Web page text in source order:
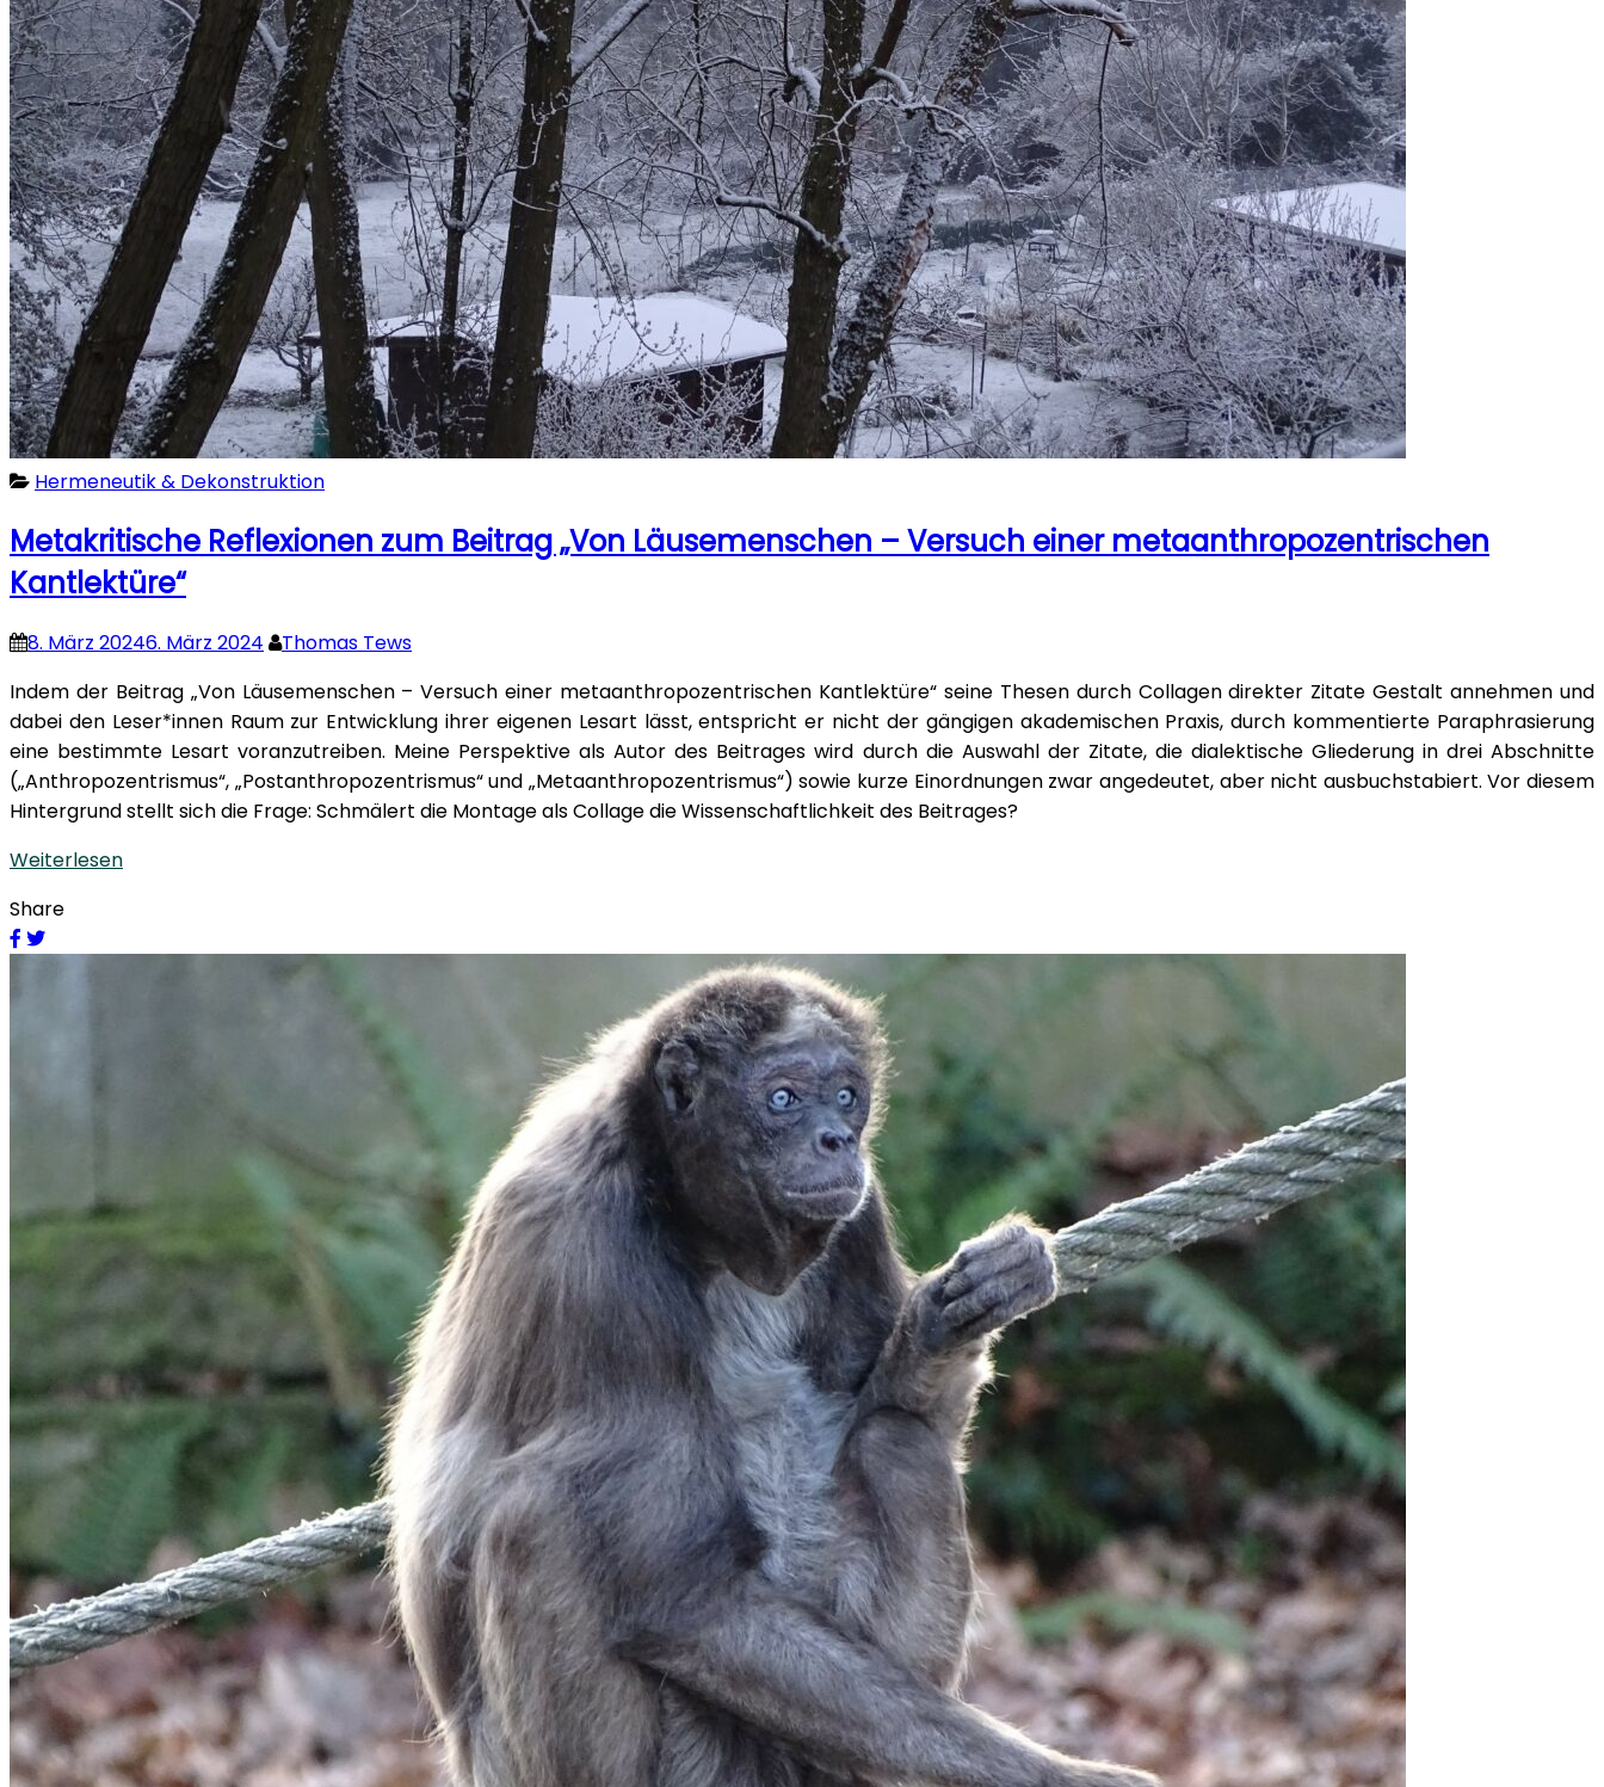
Hermeneutik & Dekonstruktion
Metakritische Reflexionen zum Beitrag „Von Läusemenschen – Versuch einer metaanthropozentrischen
Kantlektüre“
8. März 20246. März 2024
Thomas Tews
Indem der Beitrag „Von Läusemenschen – Versuch einer metaanthropozentrischen Kantlektüre“ seine Thesen durch Collagen direkter Zitate Gestalt annehmen und
dabei den Leser*innen Raum zur Entwicklung ihrer eigenen Lesart lässt, entspricht er nicht der gängigen akademischen Praxis, durch kommentierte Paraphrasierung
eine bestimmte Lesart voranzutreiben. Meine Perspektive als Autor des Beitrages wird durch die Auswahl der Zitate, die dialektische Gliederung in drei Abschnitte
(„Anthropozentrismus“, „Postanthropozentrismus“ und „Metaanthropozentrismus“) sowie kurze Einordnungen zwar angedeutet, aber nicht ausbuchstabiert. Vor diesem
Hintergrund stellt sich die Frage: Schmälert die Montage als Collage die Wissenschaftlichkeit des Beitrages?
Weiterlesen
Share